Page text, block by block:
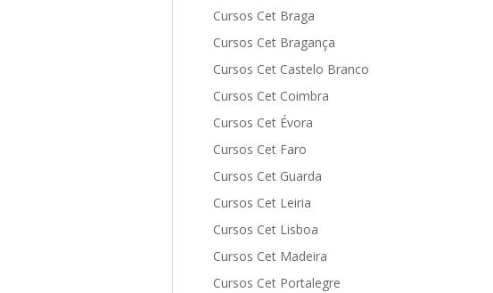
Cursos Cet Braga
Cursos Cet Bragança
Cursos Cet Castelo Branco
Cursos Cet Coimbra
Cursos Cet Évora
Cursos Cet Faro
Cursos Cet Guarda
Cursos Cet Leiria
Cursos Cet Lisboa
Cursos Cet Madeira
Cursos Cet Portalegre